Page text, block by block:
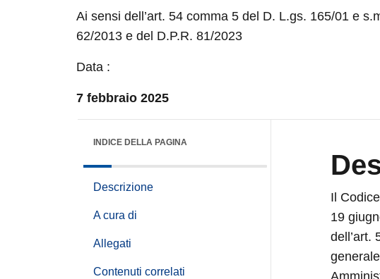
Ai sensi dell’art. 54 comma 5 del D. L.gs. 165/01 e
62/2013 e del D.P.R. 81/2023
Data :
7 febbraio 2025
INDICE DELLA PAGINA
Descrizione
A cura di
Allegati
Contenuti correlati
Il
19
dell’art.